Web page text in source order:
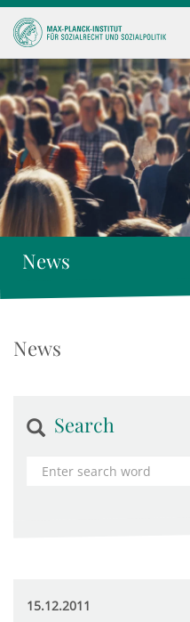
News
News
Search
15.12.2011